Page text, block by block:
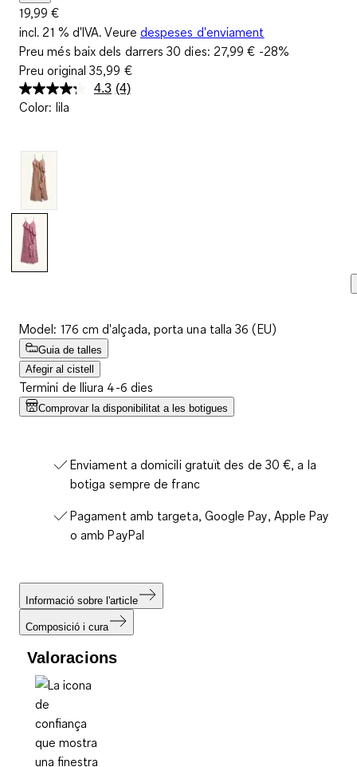
19,99 €
incl. 21 % d'IVA. Veure despeses d'enviament
Preu més baix dels darrers 30 dies: 27,99 € -28%
Preu original35,99 €
4.3 Llegeix
(4)
Color: lila
Model: 176 cm d'alçada, porta una talla 36 (EU)
Guia de talles
Afegir al cistell
Termini de lliura 4-6 dies
Comprovar la disponibilitat a les botigues
Enviament a domicili gratuït des de 30 €, a la
botiga sempre de franc
Pagament amb targeta, Google Pay, Apple Pay
o amb PayPal
Informació sobre l'article
Composició i cura
Valoracions